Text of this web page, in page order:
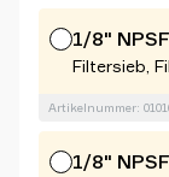
1/8"
Filtersieb,
Artikelnummer:
1/8"